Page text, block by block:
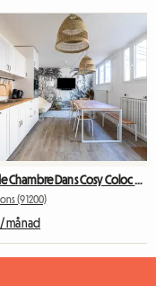
(91200)
månad